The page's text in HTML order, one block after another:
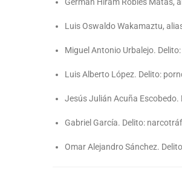
Luis Oswaldo Wakamaztu,
Miguel Antonio Urbalejo.
Luis Alberto López. Delito:
Jesús Julián Acuña
Gabriel García. Delito:
Omar Alejandro Sánchez.